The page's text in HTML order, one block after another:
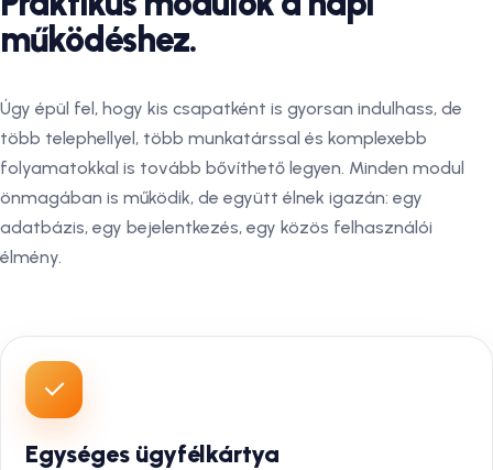
működéshez.
Úgy épül fel, hogy kis csapatként is gyorsan indulhass, de
több telephellyel, több munkatárssal és komplexebb
folyamatokkal is tovább bővíthető legyen. Minden modul
önmagában is működik, de együtt élnek igazán: egy
adatbázis, egy bejelentkezés, egy közös felhasználói
élmény.
Egységes ügyfélkártya